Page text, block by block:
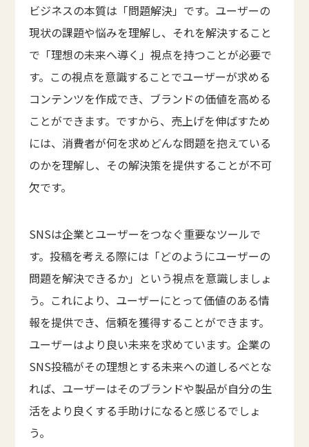
ビジネスの本質は「問題解決」です。ユーザーの
現状の課題や悩みを理解し、それを解決すること
で「理想の未来へ導く」視点を持つことが必要で
す。この視点を意識することでユーザーが求める
コンテンツを作成でき、ブランドの価値を高める
ことができます。ですから、売上げを伸ばすため
には、消費者が何を求めどんな問題を抱えている
のかを理解し、その解決策を提供することが不可
欠です。
SNSは企業とユーザーをつなぐ重要なツールで
す。投稿を考える際には「どのようにユーザーの
問題を解決できるか」という視点を意識しましょ
う。これにより、ユーザーにとって価値のある情
報を提供でき、信頼を獲得することができます。
ユーザーはより良い未来を求めています。企業の
SNS投稿がその理想とする未来への道しるべとな
れば、ユーザーはそのブランドや製品が自分の生
活をより良くする手助けになると感じるでしょ
う。